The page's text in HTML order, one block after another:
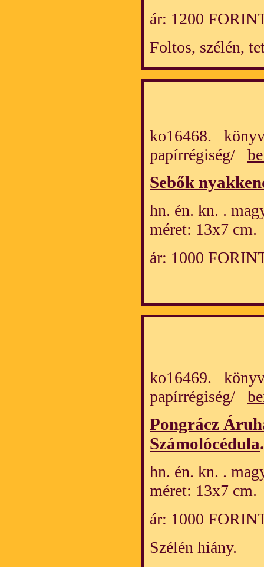
ár: 1200
Foltos, szélén,
ko16468.
papírrégiség/
Sebők
hn. én. kn. .
méret: 13x7 cm.
ár: 1000
ko16469.
papírrégiség/
Pongrácz
Számolócédula.
hn. én. kn. .
méret: 13x7 cm.
ár: 1000
Szélén hiány.